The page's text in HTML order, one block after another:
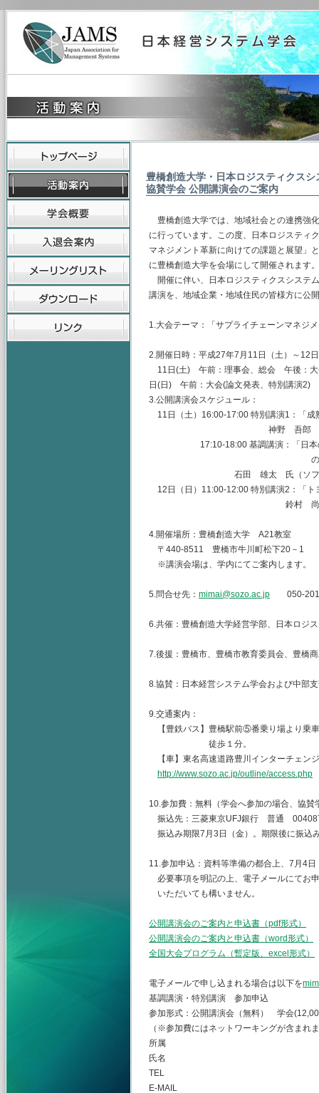
豊橋創造大学・日本ロジスティクスシ
協賛学会 公開講演会のご案内
豊橋創造大学では、地域社会との連携強
に行っています。この度、日本ロジステ
マネジメント革新に向けての課題と展望」
に豊橋創造大学を会場にして開催されます。
開催に伴い、日本ロジスティクスシステ
講演を、地域企業・地域住民の皆様方に公
1.大会テーマ：「サプライチェーンマネジ
2.開催日時：平成27年7月11日（土）～12
11日(土) 午前：理事会、総会 午後：
日(日) 午前：大会(論文発表、特別講演2)
3.公開講演会スケジュール：
11日（土）16:00-17:00 特別講演1：「成
神野 吾郎 氏（株式会社サ
17:10-18:00 基調講演：「日本のマ
のデジタルソサ
石田 雄太 氏（ソフトバンク株
12日（日）11:00-12:00 特別講演2：「ト
鈴村 尚久 氏（株式会社
4.開催場所：豊橋創造大学 A21教室
〒440-8511 豊橋市牛川町松下20－1
※講演会場は、学内にてご案内します。
5.問合せ先： mimai@sozo.ac.jp 050-
6.共催：豊橋創造大学経営学部、日本ロジ
7.後援：豊橋市、豊橋市教育委員会、豊橋
8.協賛：日本経営システム学会および中部
9.交通案内：
【豊鉄バス】豊橋駅前⑤番乗り場より乗
徒歩１分。
【車】東名高速道路豊川インターチェン
http://www.sozo.ac.jp/outline/access.php
10.参加費：無料（学会へ参加の場合、協
振込先：三菱東京UFJ銀行 普通
振込み期限7月3日（金）。期限後に振込
11.参加申込：資料等準備の都合上、7月4
必要事項を明記の上、電子メールにてお
いただいても構いません。
公開講演会のご案内と申込書（pdf形式）
公開講演会のご案内と申込書（word形式）
全国大会プログラム（暫定版、excel形式）
電子メールで申し込まれる場合は以下を
基調講演・特別講演 参加申込
参加形式：公開講演会（無料） 学会
（※参加費にはネットワーキングが含まれ
所属 （協賛学
氏名
TEL
E-MAIL